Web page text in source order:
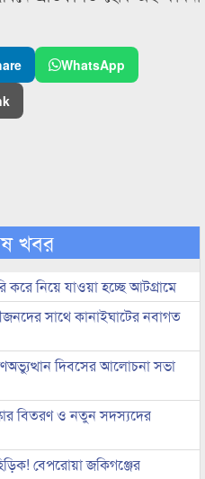
WhatsApp
খবর
নিয়ে যাওয়া হচ্ছে আটগ্রামে
সাথে কানাইঘাটের নবাগত
দিবসের আলোচনা সভা
বিতরণ ও নতুন সদস্যদের
বেপরোয়া জকিগঞ্জের